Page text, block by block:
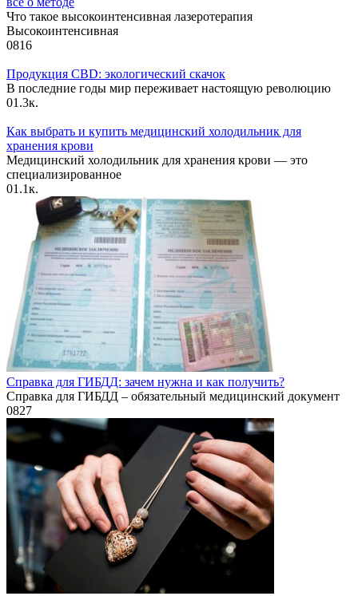
Что такое высокоинтенсивная лазеротерапия
Высокоинтенсивная
0816
Продукция CBD: экологический скачок
В последние годы мир переживает настоящую революцию
01.3к.
Как выбрать и купить медицинский холодильник для
хранения крови
Медицинский холодильник для хранения крови — это
специализированное
01.1к.
Справка для ГИБДД: зачем нужна и как получить?
Справка для ГИБДД – обязательный медицинский документ
0827